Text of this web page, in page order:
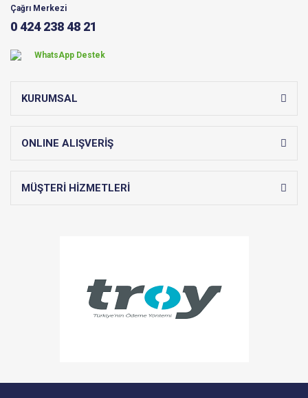
Çağrı Merkezi
0 424 238 48 21
WhatsApp Destek
KURUMSAL
ONLINE ALIŞVERİŞ
MÜŞTERİ HİZMETLERİ